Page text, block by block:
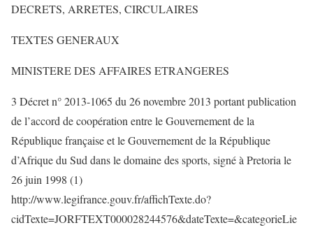
DECRETS, ARRETES, CIRCULAIRES
TEXTES GENERAUX
MINISTERE DES AFFAIRES ETRANGERES
3 Décret n° 2013-1065 du 26 novembre 2013 portant publication
de l’accord de coopération entre le Gouvernement de la
République française et le Gouvernement de la République
d’Afrique du Sud dans le domaine des sports, signé à Pretoria le
26 juin 1998 (1)
http://www.legifrance.gouv.fr/affichTexte.do?
cidTexte=JORFTEXT000028244576&dateTexte=&categorieLie